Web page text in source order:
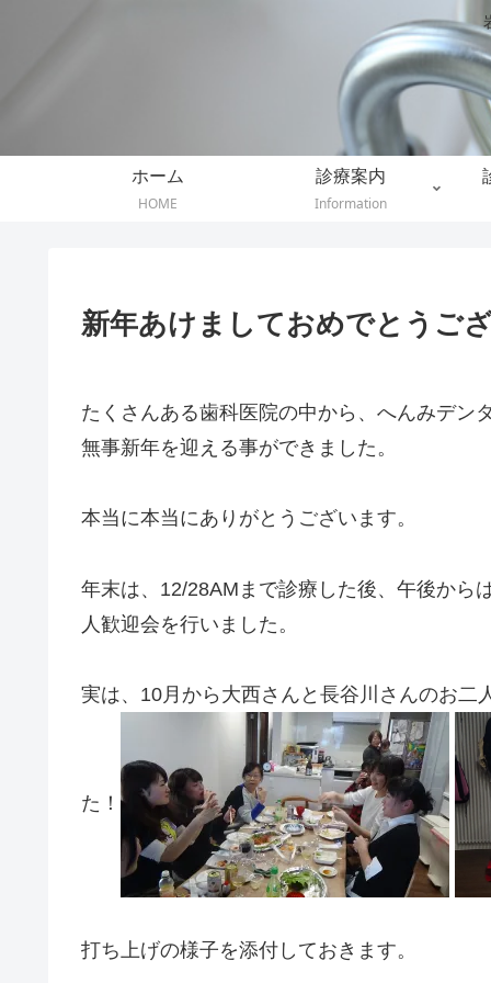
ホーム
HOME
診療案内
Information
新年あけましておめでとうござ
たくさんある歯科医院の中から、へんみデン
無事新年を迎える事ができました。
本当に本当にありがとうございます。
年末は、12/28AMまで診療した後、午後から
人歓迎会を行いました。
実は、10月から大西さんと長谷川さんのお二
た！
打ち上げの様子を添付しておきます。